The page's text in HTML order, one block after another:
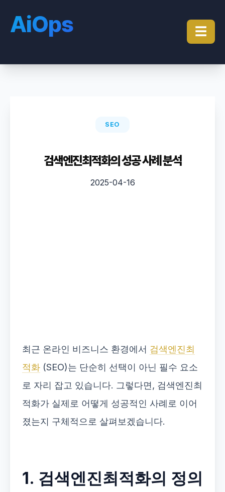
AiOps ☰
SEO
검색엔진최적화의 성공 사례 분석
2025-04-16
최근 온라인 비즈니스 환경에서 검색엔진최
적화 (SEO)는 단순히 선택이 아닌 필수 요소
로 자리 잡고 있습니다. 그렇다면, 검색엔진최
적화가 실제로 어떻게 성공적인 사례로 이어
졌는지 구체적으로 살펴보겠습니다.
1. 검색엔진최적화의 정의